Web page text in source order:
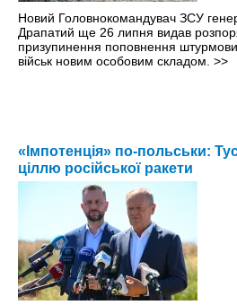
Новий Головнокомандувач ЗСУ
Драпатий ще 26 липня видав
призупинення поповнення
військ новим особовим складом. >>
«Імпотенція» по-польськи:
ціллю російської ракети